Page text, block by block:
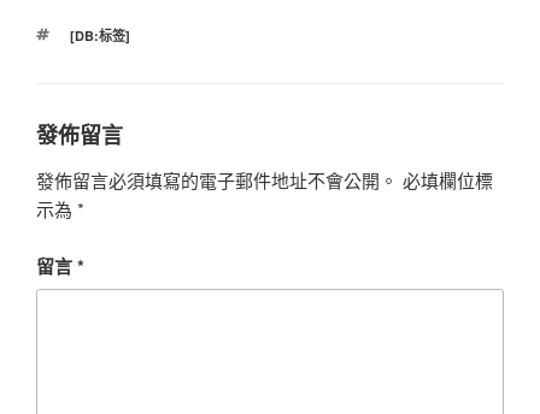
標
[DB:标签]
發佈留言
發佈留言必須填寫的電子郵件地址不會公開。 必填欄位標
示為 *
留言*